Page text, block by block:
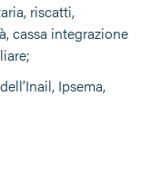
riscatti,
cassa integrazione
Ipsema,